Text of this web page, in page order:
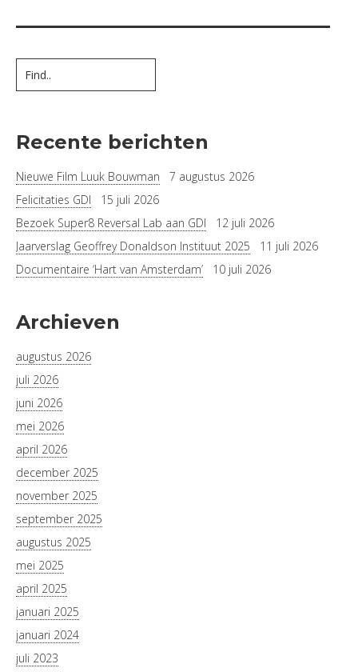
Recente berichten
Nieuwe Film Luuk Bouwman
7 augustus 2026
Felicitaties GDI
15 juli 2026
Bezoek Super8 Reversal Lab aan GDI
12 juli 2026
Jaarverslag Geoffrey Donaldson Instituut 2025
11 juli 2026
Documentaire ‘Hart van Amsterdam’
10 juli 2026
Archieven
augustus 2026
juli 2026
juni 2026
mei 2026
april 2026
december 2025
november 2025
september 2025
augustus 2025
mei 2025
april 2025
januari 2025
januari 2024
juli 2023